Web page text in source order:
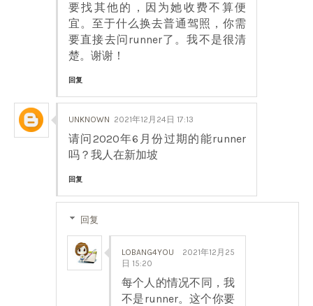
要找其他的，因为她收费不算便
宜。至于什么换去普通驾照，你需
要直接去问runner了。我不是很清
楚。谢谢！
回复
UNKNOWN 2021年12月24日 17:13
请问2020年6月份过期的能runner
吗？我人在新加坡
回复
回复
LOBANG4YOU
2021年12月25
日 15:20
每个人的情况不同，我
不是runner。这个你要